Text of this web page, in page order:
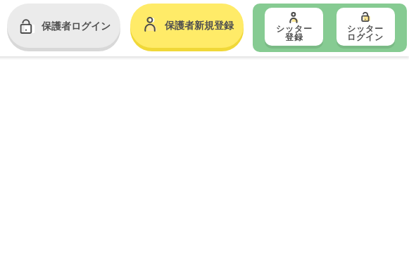
保護者ログイン 保護者新規登録
シッター
登録
シッター
ログイン